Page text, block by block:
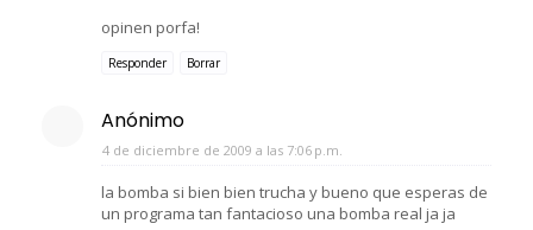
opinen porfa!
Responder Borrar
Anónimo
4 de diciembre de 2009 a las 7:06 p.m.
la bomba si bien bien trucha y bueno que esperas de
un programa tan fantacioso una bomba real ja ja